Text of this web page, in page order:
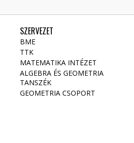
SZERVEZET
BME
TTK
MATEMATIKA INTÉZET
ALGEBRA ÉS GEOMETRIA
TANSZÉK
GEOMETRIA CSOPORT